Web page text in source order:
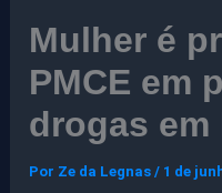
Mulher é
PMCE em
drogas em
Por Ze da Legnas/ 1 de